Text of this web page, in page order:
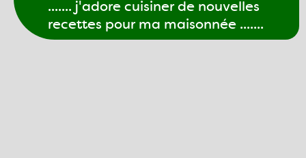
....... j'adore cuisiner de nouvelles
recettes pour ma maisonnée .......